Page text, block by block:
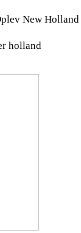
New
holland